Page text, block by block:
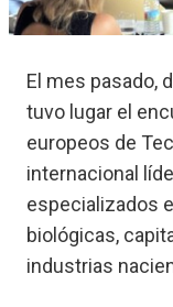
El mes pasado,
tuvo lugar el
europeos de
internacional
especializados
biológicas,
industrias